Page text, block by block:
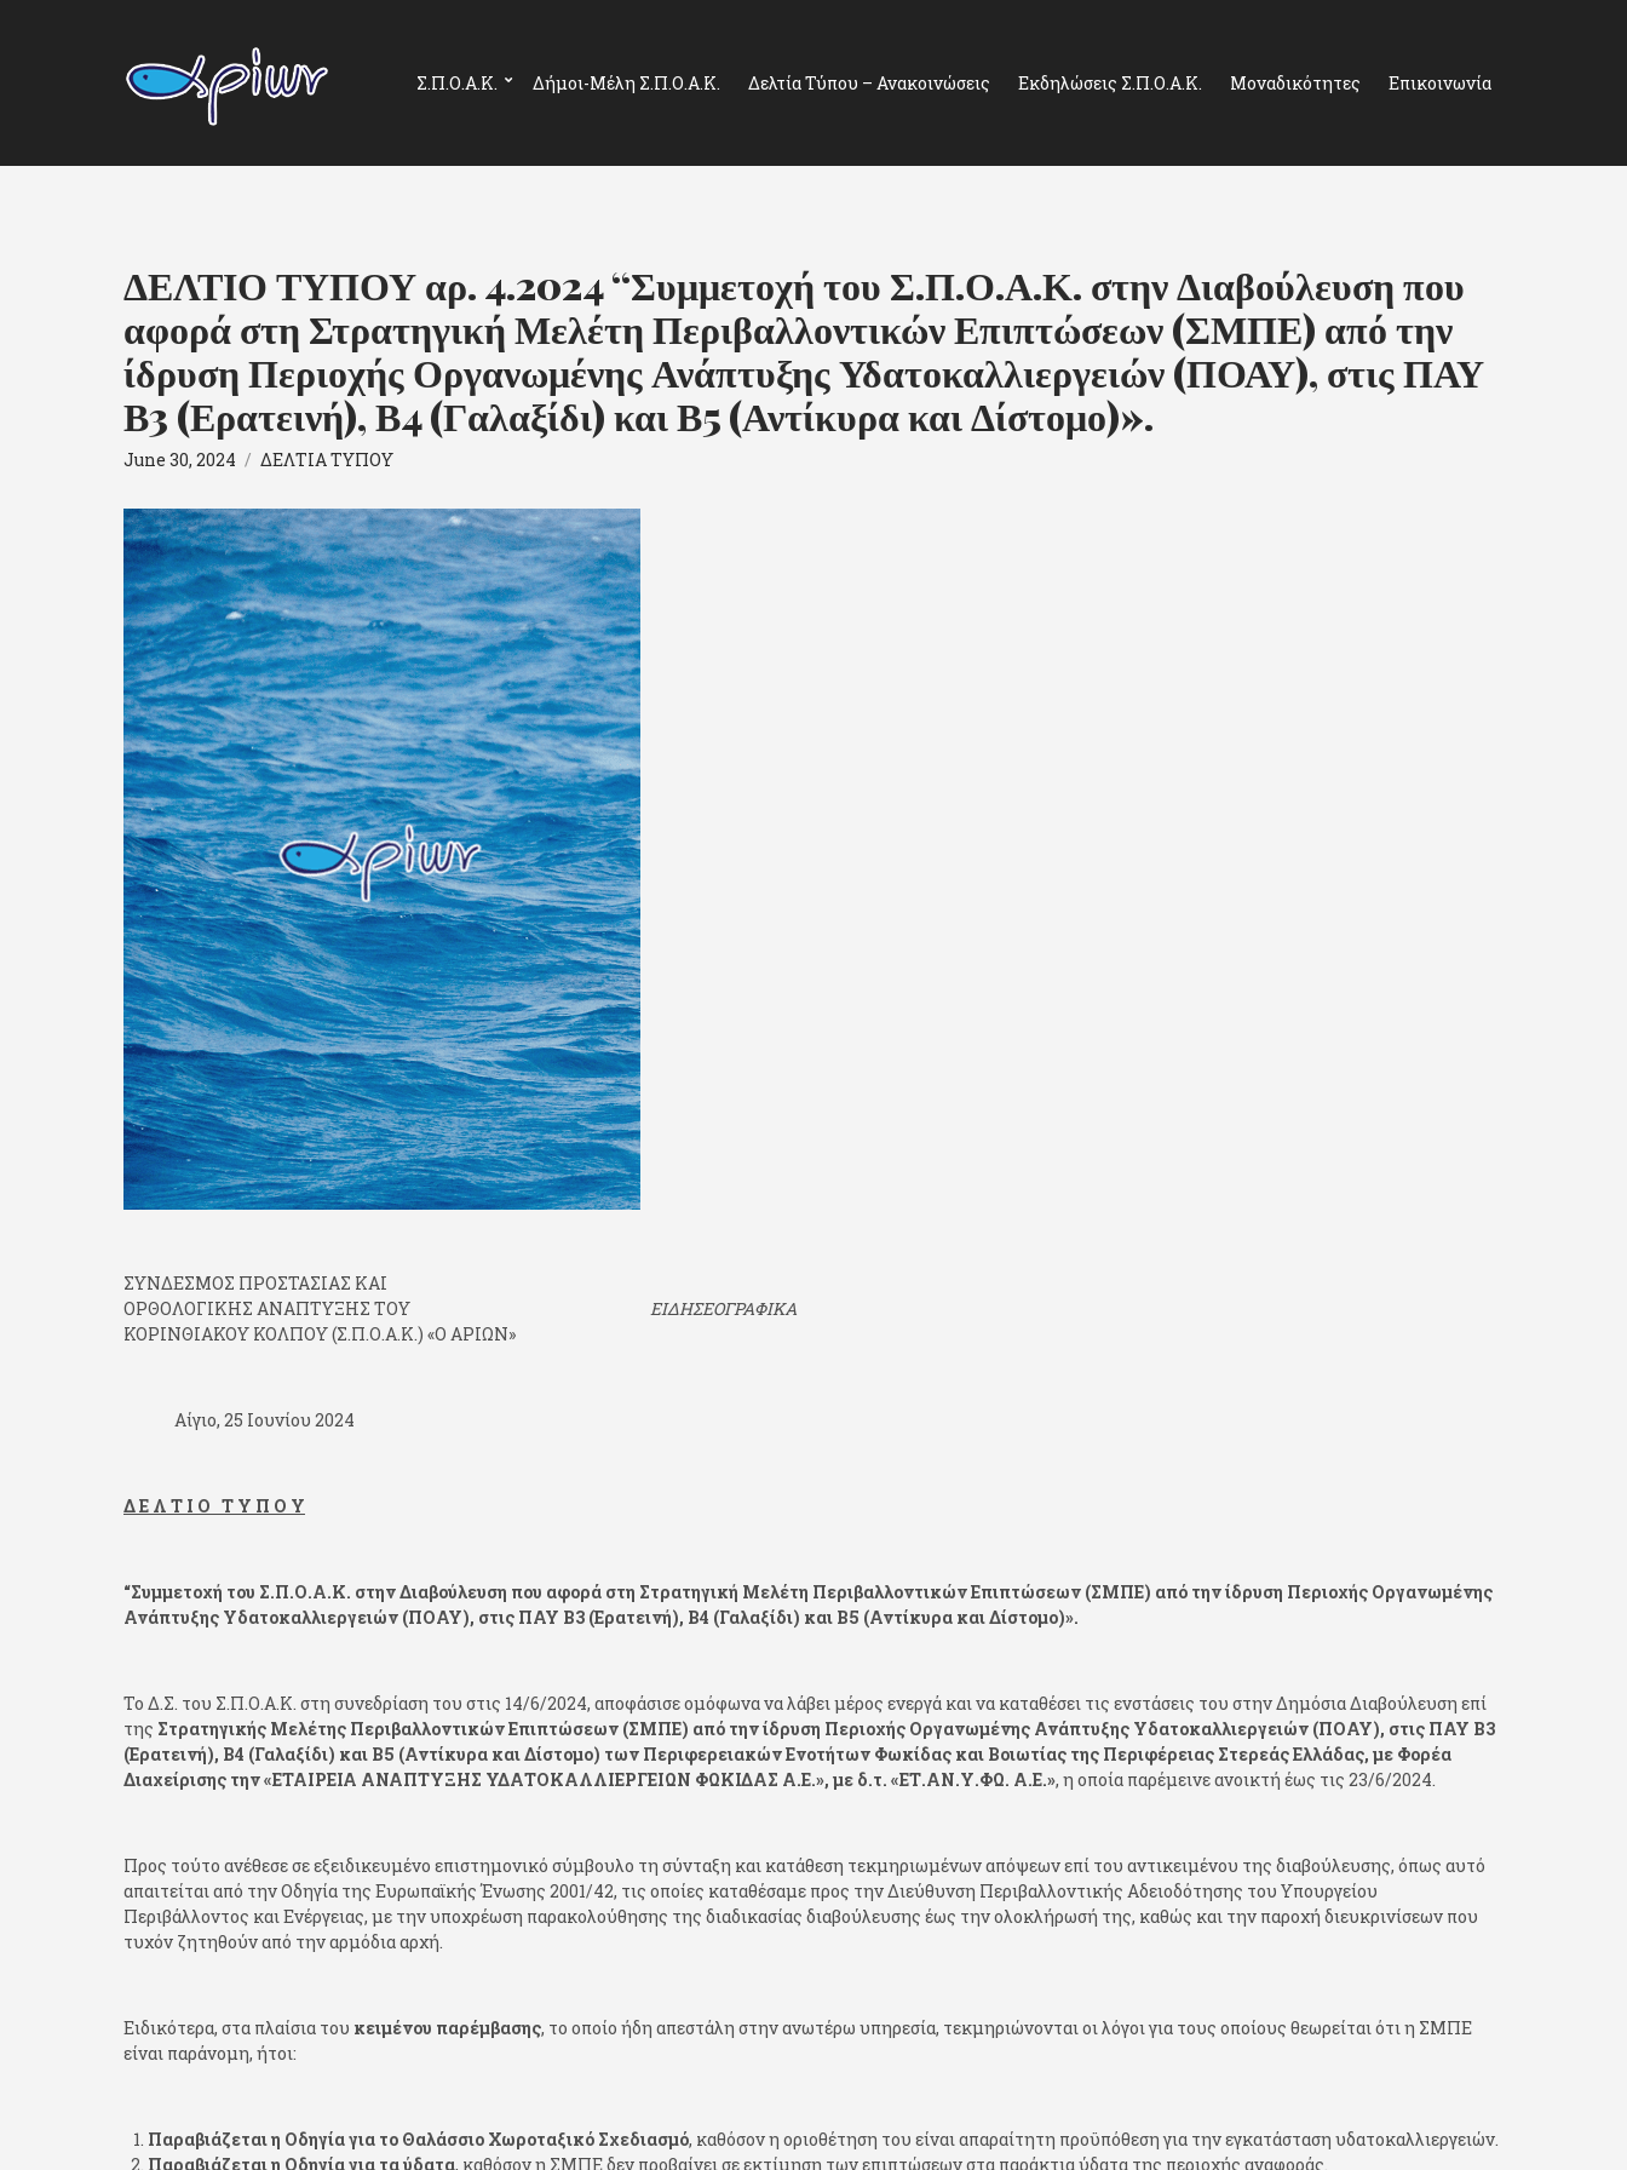
Σ.Π.Ο.Α.Κ. Δήμοι-Μέλη Σ.Π.Ο.Α.Κ. Δελτία Τύπου – Ανακοινώσεις Εκδηλώσεις Σ.Π.Ο.Α.Κ. Μοναδικότητες Επικοινωνία
ΔΕΛΤΙΟ ΤΥΠΟΥ αρ. 4.2024 “Συμμετοχή του Σ.Π.Ο.Α.Κ. στην Διαβούλευση που
αφορά στη Στρατηγική Μελέτη Περιβαλλοντικών Επιπτώσεων (ΣΜΠΕ) από την
ίδρυση Περιοχής Οργανωμένης Ανάπτυξης Υδατοκαλλιεργειών (ΠΟΑΥ), στις ΠΑΥ
Β3 (Ερατεινή), Β4 (Γαλαξίδι) και Β5 (Αντίκυρα και Δίστομο)».
June 30, 2024 ΔΕΛΤΙΑ ΤΥΠΟΥ
ΣΥΝΔΕΣΜΟΣ ΠΡΟΣΤΑΣΙΑΣ ΚΑΙ
ΟΡΘΟΛΟΓΙΚΗΣ ΑΝΑΠΤΥΞΗΣ ΤΟΥ ΕΙΔΗΣΕΟΓΡΑΦΙΚΑ
ΚΟΡΙΝΘΙΑΚΟΥ ΚΟΛΠΟΥ (Σ.Π.Ο.Α.Κ.) «Ο ΑΡΙΩΝ»
Αίγιο, 25 Ιουνίου 2024
Δ Ε Λ Τ Ι Ο Τ Υ Π Ο Υ
“Συμμετοχή του Σ.Π.Ο.Α.Κ. στην Διαβούλευση που αφορά στη Στρατηγική Μελέτη Περιβαλλοντικών Επιπτώσεων (ΣΜΠΕ) από την ίδρυση Περιοχής Οργανωμένης
Ανάπτυξης Υδατοκαλλιεργειών (ΠΟΑΥ), στις ΠΑΥ Β3 (Ερατεινή), Β4 (Γαλαξίδι) και Β5 (Αντίκυρα και Δίστομο)».
Το Δ.Σ. του Σ.Π.Ο.Α.Κ. στη συνεδρίαση του στις 14/6/2024, αποφάσισε ομόφωνα να λάβει μέρος ενεργά και να καταθέσει τις ενστάσεις του στην Δημόσια Διαβούλευση επί
της Στρατηγικής Μελέτης Περιβαλλοντικών Επιπτώσεων (ΣΜΠΕ) από την ίδρυση Περιοχής Οργανωμένης Ανάπτυξης Υδατοκαλλιεργειών (ΠΟΑΥ), στις ΠΑΥ Β3
(Ερατεινή), Β4 (Γαλαξίδι) και Β5 (Αντίκυρα και Δίστομο) των Περιφερειακών Ενοτήτων Φωκίδας και Βοιωτίας της Περιφέρειας Στερεάς Ελλάδας, με Φορέα
Διαχείρισης την «ΕΤΑΙΡΕΙΑ ΑΝΑΠΤΥΞΗΣ ΥΔΑΤΟΚΑΛΛΙΕΡΓΕΙΩΝ ΦΩΚΙΔΑΣ Α.Ε.», με δ.τ. «ΕΤ.ΑΝ.Υ.ΦΩ. Α.Ε.», η οποία παρέμεινε ανοικτή έως τις 23/6/2024.
Προς τούτο ανέθεσε σε εξειδικευμένο επιστημονικό σύμβουλο τη σύνταξη και κατάθεση τεκμηριωμένων απόψεων επί του αντικειμένου της διαβούλευσης, όπως αυτό
απαιτείται από την Οδηγία της Ευρωπαϊκής Ένωσης 2001/42, τις οποίες καταθέσαμε προς την Διεύθυνση Περιβαλλοντικής Αδειοδότησης του Υπουργείου
Περιβάλλοντος και Ενέργειας, με την υποχρέωση παρακολούθησης της διαδικασίας διαβούλευσης έως την ολοκλήρωσή της, καθώς και την παροχή διευκρινίσεων που
τυχόν ζητηθούν από την αρμόδια αρχή.
Ειδικότερα, στα πλαίσια του κειμένου παρέμβασης, το οποίο ήδη απεστάλη στην ανωτέρω υπηρεσία, τεκμηριώνονται οι λόγοι για τους οποίους θεωρείται ότι η ΣΜΠΕ
είναι παράνομη, ήτοι:
Παραβιάζεται η Οδηγία για το Θαλάσσιο Χωροταξικό Σχεδιασμό, καθόσον η οριοθέτηση του είναι απαραίτητη προϋπόθεση για την εγκατάσταση υδατοκαλλιεργειών.
Παραβιάζεται η Οδηγία για τα ύδατα, καθόσον η ΣΜΠΕ δεν προβαίνει σε εκτίμηση των επιπτώσεων στα παράκτια ύδατα της περιοχής αναφοράς.